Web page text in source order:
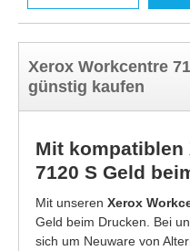
Xerox Workcentre
günstig kaufen
Mit kompatiblen
7120 S Geld
Mit unseren Xerox
Geld beim Drucken. Bei
sich um Neuware von